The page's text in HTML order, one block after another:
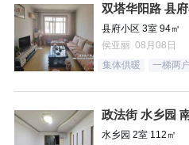
县府小区 3室 94㎡
侯亚丽 08月08日
集体供暖 一梯两户
政法街 水乡园
水乡园 2室 112㎡